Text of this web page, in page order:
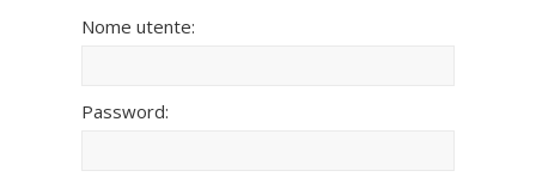
Nome utente:
Password: